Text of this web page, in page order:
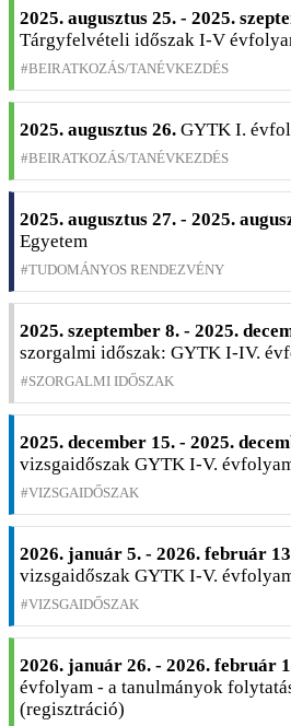
2025. augusztus 25. - 2025.
Tárgyfelvételi időszak I-V
BEIRATKOZÁS/TANÉVKEZDÉS
2025. augusztus 26. GYTK I.
BEIRATKOZÁS/TANÉVKEZDÉS
2025. augusztus 27. - 2025.
Egyetem
TUDOMÁNYOS RENDEZVÉNY
2025. szeptember 8. - 2025.
szorgalmi időszak: GYTK I-IV.
SZORGALMI IDŐSZAK
2025. december 15. - 2025.
vizsgaidőszak GYTK I-V.
VIZSGAIDŐSZAK
2026. január 5. - 2026. február
vizsgaidőszak GYTK I-V.
VIZSGAIDŐSZAK
2026. január 26. - 2026. február
évfolyam - a tanulmányok
(regisztráció)